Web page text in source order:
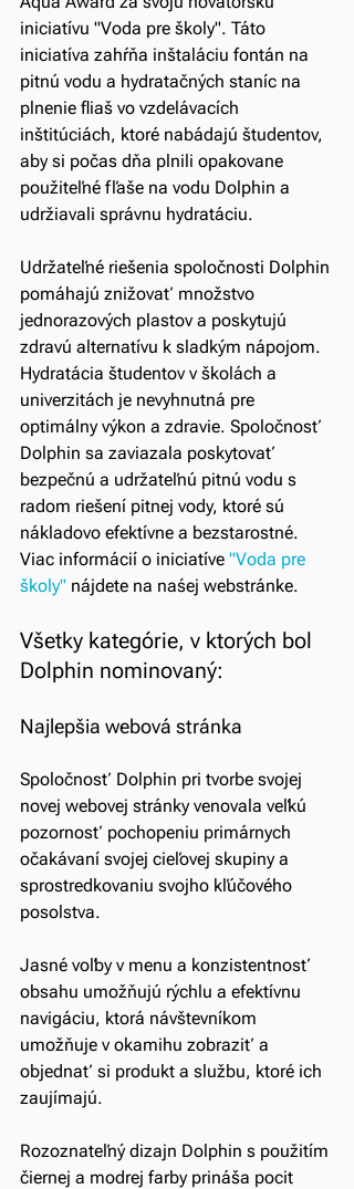
iniciatívu "Voda pre školy". Táto
iniciatíva zahŕňa inštaláciu fontán na
pitnú vodu a hydratačných staníc na
plnenie fliaš vo vzdelávacích
inštitúciách, ktoré nabádajú študentov,
aby si počas dňa plnili opakovane
použiteľné fľaše na vodu Dolphin a
udržiavali správnu hydratáciu.
Udržateľné riešenia spoločnosti Dolphin
pomáhajú znižovať množstvo
jednorazových plastov a poskytujú
zdravú alternatívu k sladkým nápojom.
Hydratácia študentov v školách a
univerzitách je nevyhnutná pre
optimálny výkon a zdravie. Spoločnosť
Dolphin sa zaviazala poskytovať
bezpečnú a udržateľnú pitnú vodu s
radom riešení pitnej vody, ktoré sú
nákladovo efektívne a bezstarostné.
Viac informácií o iniciatíve "Voda pre
školy" nájdete na naśej webstránke.
Všetky kategórie, v ktorých bol
Dolphin nominovaný:
Najlepšia webová stránka
Spoločnosť Dolphin pri tvorbe svojej
novej webovej stránky venovala veľkú
pozornosť pochopeniu primárnych
očakávaní svojej cieľovej skupiny a
sprostredkovaniu svojho kľúčového
posolstva.
Jasné voľby v menu a konzistentnosť
obsahu umožňujú rýchlu a efektívnu
navigáciu, ktorá návštevníkom
umožňuje v okamihu zobraziť a
objednať si produkt a službu, ktoré ich
zaujímajú.
Rozoznateľný dizajn Dolphin s použitím
čiernej a modrej farby prináša pocit